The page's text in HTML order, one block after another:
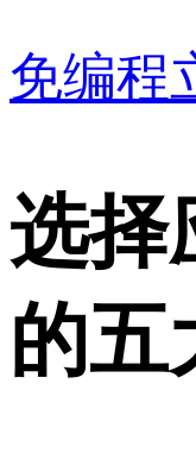
免编程
选择
的五